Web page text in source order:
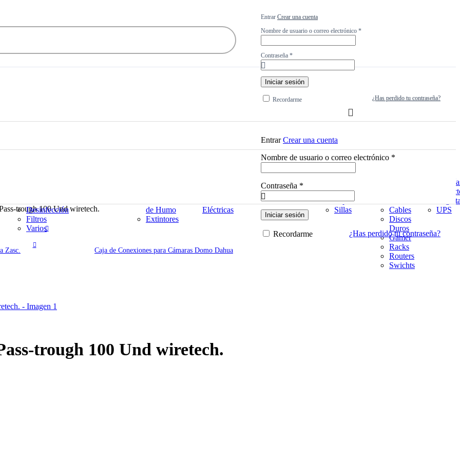
Entrar Crear una cuenta
Nombre de usuario o correo electrónico *Obligatorio
Contraseña *Obligatorio
Iniciar sesión
¿Has perdido tu contraseña?
Recordarme
Desinfección
Filtros
Varios
de Humo
Extintores
Eléctricas
Jardinería
Cortagramas
Pulverizadoras
Oficina
Monitores
Papelería
Sillas
Cables
Discos
Duros
Gamer
Racks
Routers
Swichts
UPS
EntrarCrear una cuenta
Nombre de usuario o correo electrónico *
Contraseña *
Iniciar sesión
¿Has perdido tu contraseña?
Recordarme
trough 100 Und wiretech.
Zasc. Caja de Conexiones para Cámaras Domo Dahua
trough 100 Und wiretech.